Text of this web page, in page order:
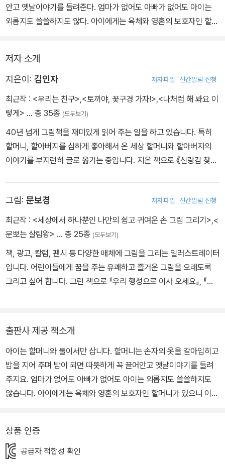
안고 옛날이야기를 들려준다. 엄마가 없어도 아빠가 없어도 아이는
외롭지도 쓸쓸하지도 않다. 아이에게는 육체와 영혼의 보호자인 할머
아이는 점점 자라 키도 커지고 팔심도 세지고 목소리도 우렁차다. 반
면 할머니는 점점 키도 쪼그라들고 목소리도 작아지고 다리에 힘도
그런 대장 할머니의 몸이 아파오는데….
저자 소개
지은이: 김인자 저자파일 신간알림 신청
최근작 : <우리는 친구>,<토끼야, 꽃구경 가자!>,<나처럼 해 봐요 이
렇게> … 총 35종 (모두보기)
40년 넘게 그림책을 재미있게 읽어 주는 일을 하고 있습니다. 특히
할머니, 할아버지를 심하게 좋아해서 온 세상 할머니와 할아버지의
이야기를 부지런히 글로 옮기는 중입니다. 지은 책으로 《신랑감 찾은
《내 이름을 불러 봐》, 《김인자의 그림책을 통한 유쾌한 소통》 등이 있
습니다. 쓰고 그린 책으로 《나처럼 해 봐요 이렇게》, 《토끼야, 꽃구경
가자!》가 있습니다.
그림: 문보경 저자파일 신간알림 신청
최근작 : <세상에서 하나뿐인 나만의 쉽고 귀여운 손 그림 그리기>,<
문뽀는 살림왕> … 총 25종 (모두보기)
책, 광고, 칼럼, 팬시 등 다양한 매체에 그림을 그리는 일러스트레이터
입니다. 어린이들에게 꿈을 주는 유쾌하고 즐거운 그림을 오래도록
그리고 싶어 합니다. 그린 책으로 『우리 행성으로 이사 오세요』, 『나
출판사 제공 책소개
아이는 할머니와 둘이서만 삽니다. 할머니는 손자의 옷을 갈아입히고
밥을 지어 주며 밤이 되면 따뜻하게 꼭 끌어안고 옛날이야기를 들려
주지요. 엄마가 없어도 아빠가 없어도 아이는 외롭지도 쓸쓸하지도
않습니다. 아이에게는 육체와 영혼의 보호자인 할머니가 있으니 이
목소리도 작아지고 다리에 힘도 빠지고 기운이 없어집니다. 그래도
할머니는 아이의 영원한 대장입니다. 그런 대장 할머니가 아프십니
상품 인증
공급자 적합성 확인